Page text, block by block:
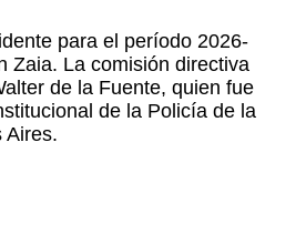
para el período 2026-
Zaia. La comisión directiva
de la Fuente, quien fue
de la Policía de la
Aires.